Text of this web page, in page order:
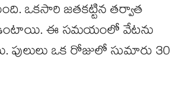
ఒకసారి జతకట్టిన తర్వాత
ఉంటాయి. ఈ సమయంలో వేటను
ఒక రోజులో సుమారు 30